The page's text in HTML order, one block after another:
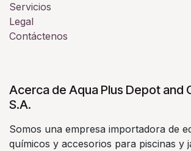
Servicios
Legal
Contáctenos
Acerca de Aqua Plus Depot and
S.A.
Somos una empresa importadora de
químicos y accesorios para piscinas y